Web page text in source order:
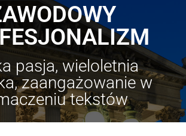
pasja, wieloletnia
zaangażowanie w
tekstów